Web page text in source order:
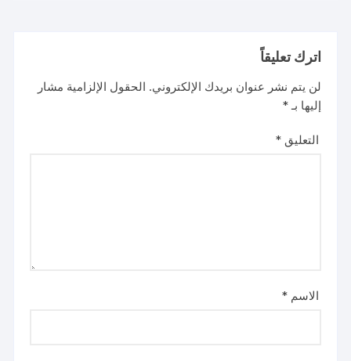
اترك تعليقاً
لن يتم نشر عنوان بريدك الإلكتروني. الحقول الإلزامية مشار
إليها بـ*
التعليق*
الاسم*